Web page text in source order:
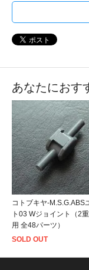
あなたにおす
コトブキヤ-M.S.G.ABS
ト03 Wジョイント（2
用 全48パーツ）
SOLD OUT